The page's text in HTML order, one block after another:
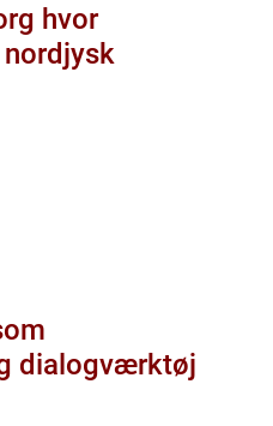
dialogværktøj